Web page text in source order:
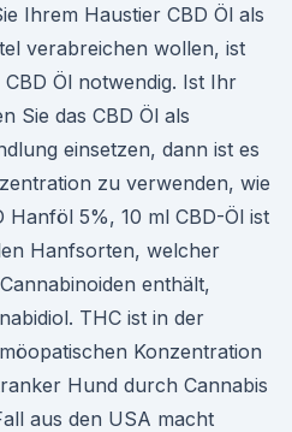
Ihrem Haustier CBD Öl als
verabreichen wollen, ist
Öl notwendig. Ist Ihr
Sie das CBD Öl als
einsetzen, dann ist es
zu verwenden, wie
Hanföl 5%, 10 ml CBD-Öl ist
Hanfsorten, welcher
enthält,
THC ist in der
Konzentration
Hund durch Cannabis
aus den USA macht